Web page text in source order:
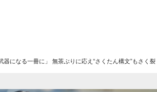
になる一冊に」 無茶ぶりに応え“さくたん構文”もさく裂